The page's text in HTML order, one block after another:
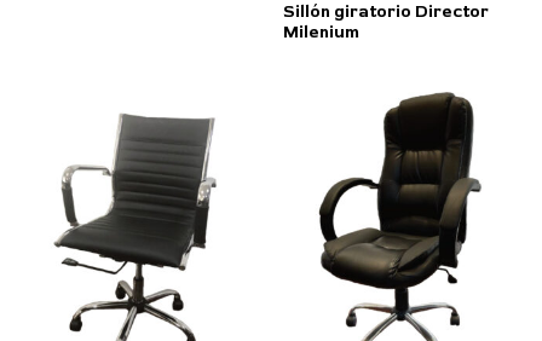
Sillón giratorio Director
Milenium